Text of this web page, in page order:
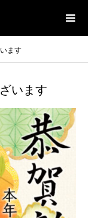
ます
います